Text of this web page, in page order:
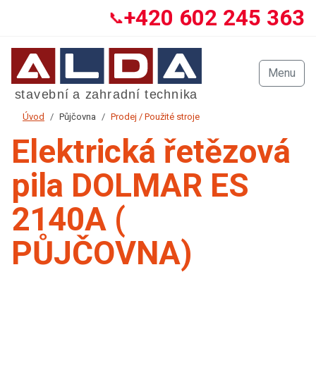
📞+420 602 245 363
Menu
Úvod Půjčovna Prodej / Použité stroje
Elektrická řetězová
pila DOLMAR ES
2140A (
PŮJČOVNA)